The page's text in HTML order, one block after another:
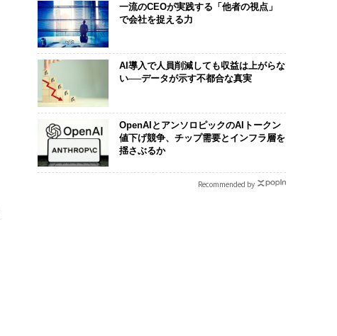
一流のCEOが実践する「他者の視点」
で会社を捉える力
AI導入で人員削減しても収益は上がらな
い──データが示す不都合な真実
OpenAIとアンソロピックのAIトークン
値下げ競争、チップ需要とインフラ層を
揺さぶるか
Recommended by